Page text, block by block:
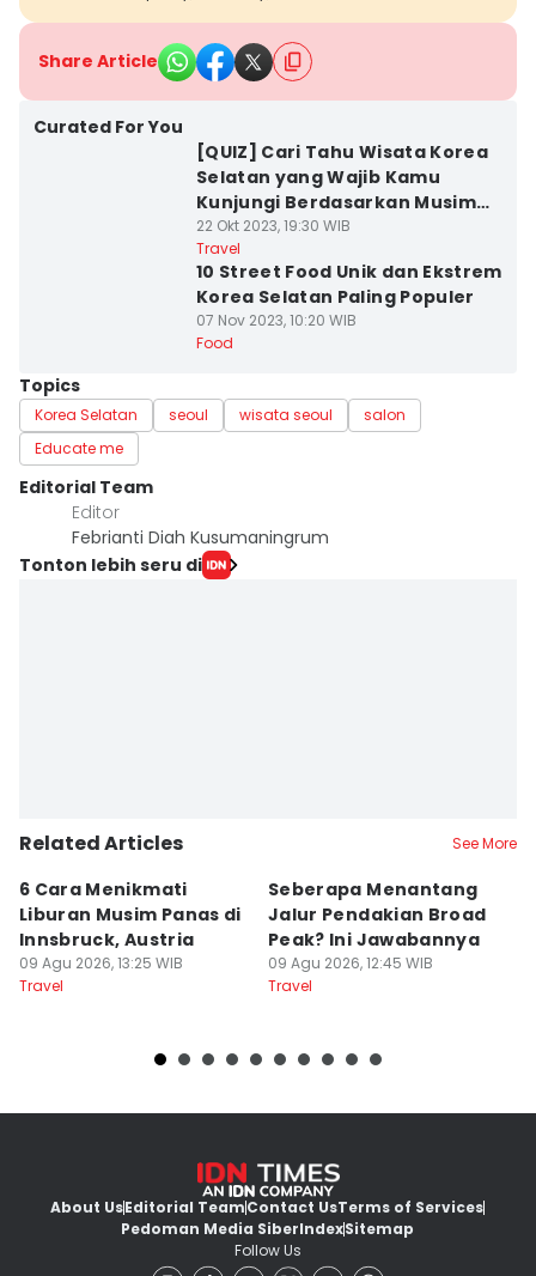
Share Article
Curated For You
[QUIZ] Cari Tahu Wisata Korea
Selatan yang Wajib Kamu
Kunjungi Berdasarkan Musim
Favoritmu
22 Okt 2023, 19:30 WIB
Travel
10 Street Food Unik dan Ekstrem
Korea Selatan Paling Populer
07 Nov 2023, 10:20 WIB
Food
Topics
Korea Selatan seoul wisata seoul
salon
Educate me
Editorial Team
Editor
Febrianti Diah Kusumaningrum
Tonton lebih seru di
Related Articles See More
6 Cara Menikmati
Liburan Musim Panas di
Innsbruck, Austria
09 Agu 2026, 13:25 WIB
Travel
Seberapa Menantang
Jalur Pendakian Broad
Peak? Ini Jawabannya
09 Agu 2026, 12:45 WIB
Travel
About UsEditorial TeamContact UsTerms of Services
Pedoman Media SiberIndexSitemap
Follow Us